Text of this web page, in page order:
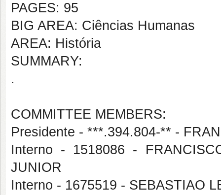
PAGES: 95
BIG AREA: Ciências Humanas
AREA: História
SUMMARY:
.
COMMITTEE MEMBERS:
Presidente - ***.394.804-** -
Interno - 1518086 -
JUNIOR
Interno - 1675519 - SEBASTIAO